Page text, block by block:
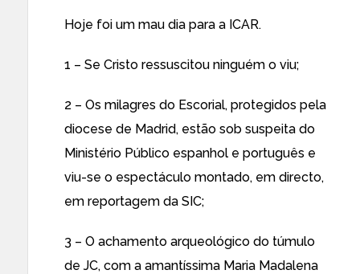
Hoje foi um mau dia para a ICAR.
1 – Se Cristo ressuscitou ninguém o viu;
2 – Os milagres do Escorial, protegidos pela
diocese de Madrid, estão sob suspeita do
Ministério Público espanhol e português e
viu-se o espectáculo montado, em directo,
em reportagem da SIC;
3 – O achamento arqueológico do túmulo
de JC, com a amantíssima Maria Madalena